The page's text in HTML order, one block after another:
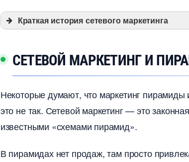
Краткая история сетевого маркетинга
СЕТЕВОЙ МАРКЕТИНГ И
Некоторые думают, что маркетинг
это не так. Сетевой маркетинг — это
известными «схемами пирамид».
пирамидах нет продаж, там просто